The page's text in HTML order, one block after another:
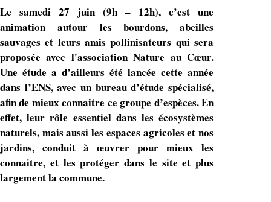
Le samedi 27 juin (9h – 12h), c’est une
animation autour les bourdons, abeilles
sauvages et leurs amis pollinisateurs qui sera
proposée avec l'association Nature au Cœur.
Une étude a d’ailleurs été lancée cette année
dans l’ENS, avec un bureau d’étude spécialisé,
afin de mieux connaitre ce groupe d’espèces. En
effet, leur rôle essentiel dans les écosystèmes
naturels, mais aussi les espaces agricoles et nos
jardins, conduit à œuvrer pour mieux les
connaitre, et les protéger dans le site et plus
largement la commune.